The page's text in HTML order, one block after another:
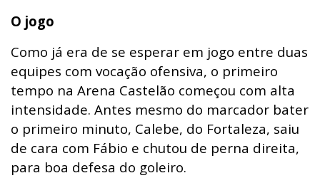
O jogo
Como já era de se esperar em jogo entre duas
equipes com vocação ofensiva, o primeiro
tempo na Arena Castelão começou com alta
intensidade. Antes mesmo do marcador bater
o primeiro minuto, Calebe, do Fortaleza, saiu
de cara com Fábio e chutou de perna direita,
para boa defesa do goleiro.